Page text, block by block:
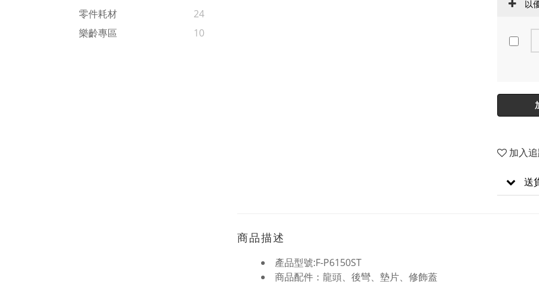
零件耗材
24
樂齡專區
10
以
加入
送
商品描述
產品型號:F-P6150ST
商品配件：龍頭、後彎、墊片、修飾蓋